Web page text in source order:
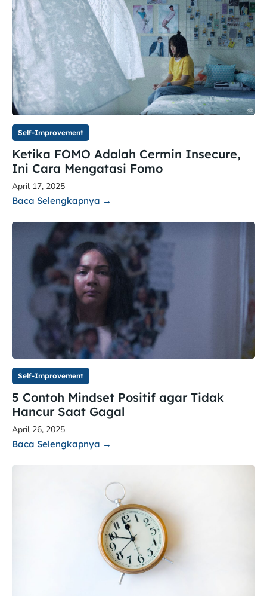
Self-Improvement
Ketika FOMO Adalah Cermin Insecure,
Ini Cara Mengatasi Fomo
April 17, 2025
Baca Selengkapnya →
Self-Improvement
5 Contoh Mindset Positif agar Tidak
Hancur Saat Gagal
April 26, 2025
Baca Selengkapnya →